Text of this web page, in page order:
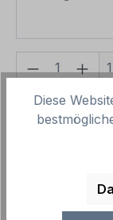
Produkt 1
Diese